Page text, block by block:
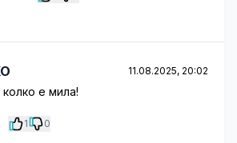
11.08.2025, 20:02
е мила!
1 0